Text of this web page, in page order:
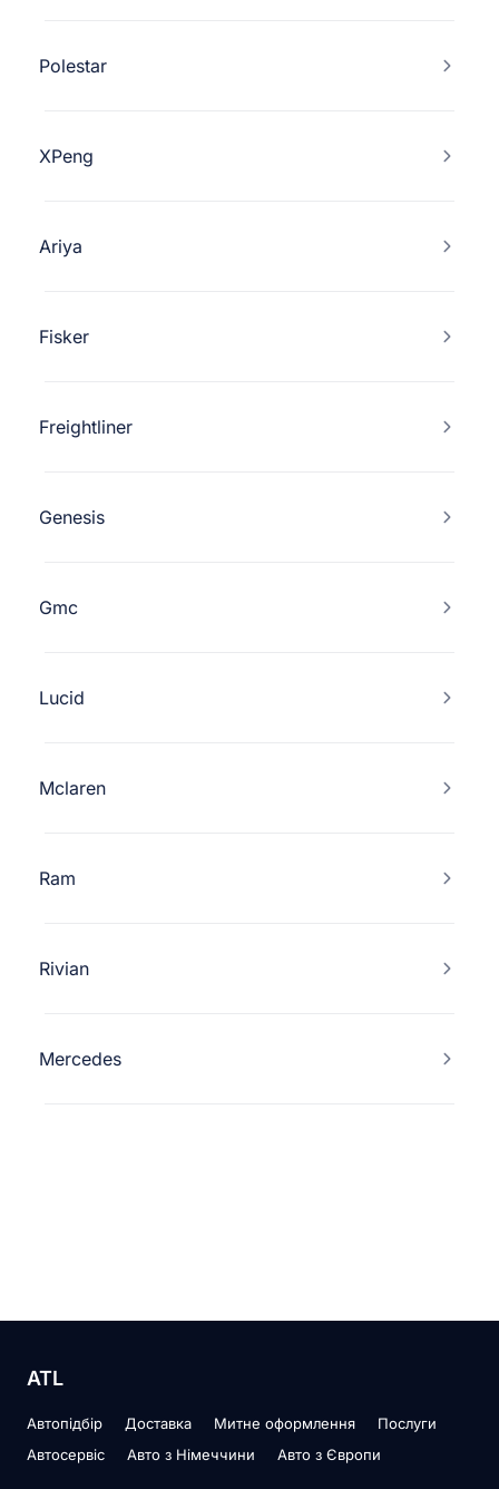
Polestar
XPeng
Ariya
Fisker
Freightliner
Genesis
Gmc
Lucid
Mclaren
Ram
Rivian
Mercedes
ATL
Автопідбір Доставка Митне оформлення
Послуги
Автосервіс
Авто з Німеччини Авто з Європи